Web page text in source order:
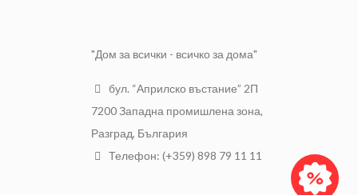
"Дом за всички - всичко за дома"
бул. “Априлско въстание” 2П
7200 Западна промишлена зона,
Разград, България
Телефон: (+359) 898 79 11 11